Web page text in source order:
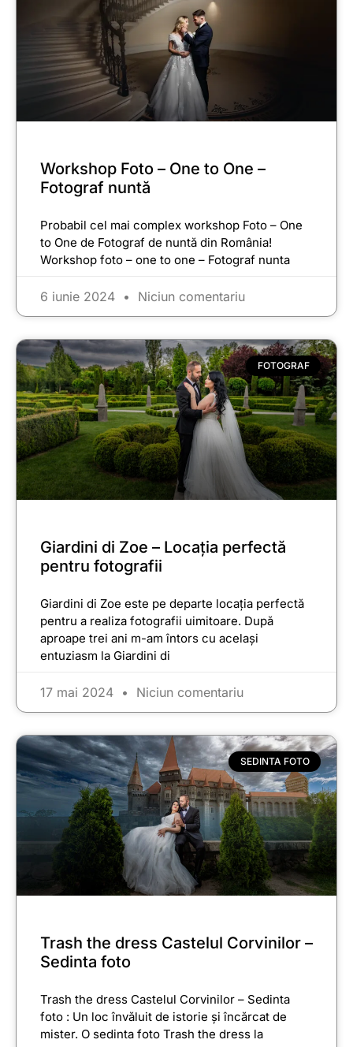
Workshop Foto – One to One –
Fotograf nuntă
Probabil cel mai complex workshop Foto – One
to One de Fotograf de nuntă din România!
Workshop foto – one to one – Fotograf nunta
6 iunie 2024 Niciun comentariu
FOTOGRAF
Giardini di Zoe – Locația perfectă
pentru fotografii
Giardini di Zoe este pe departe locația perfectă
pentru a realiza fotografii uimitoare. După
aproape trei ani m-am întors cu același
entuziasm la Giardini di
17 mai 2024 Niciun comentariu
SEDINTA FOTO
Trash the dress Castelul Corvinilor –
Sedinta foto
Trash the dress Castelul Corvinilor – Sedinta
foto : Un loc învăluit de istorie și încărcat de
mister. O sedinta foto Trash the dress la